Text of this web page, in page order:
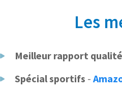
Les
Meilleur rapport
Spécial sportifs -